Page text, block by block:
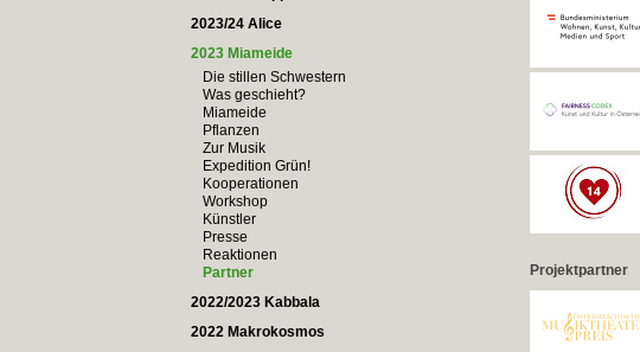
2023/24 Alice
2023 Miameide
Die stillen Schwestern
Was geschieht?
Miameide
Pflanzen
Zur Musik
Expedition Grün!
Kooperationen
Workshop
Künstler
Presse
Reaktionen
Partner
2022/2023 Kabbala
2022 Makrokosmos
Projektpartner